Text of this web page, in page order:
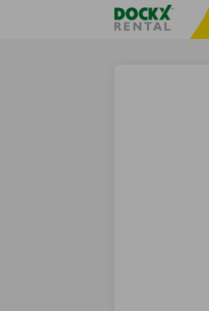
Taalselectie overslaanFratello DEMO